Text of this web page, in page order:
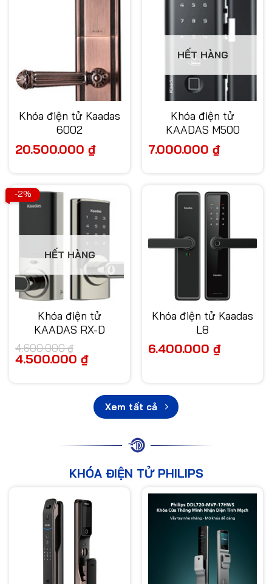
Khóa điện tử Kaadas
6002
20.500.000 ₫
HẾT HÀNG
Khóa điện tử
KAADAS M500
7.000.000 ₫
-2%
HẾT HÀNG
Khóa điện tử
KAADAS RX-D
4.600.000₫
Giá
gốc
4.500.000 ₫Giá
hiện
Khóa điện tử Kaadas
L8
6.400.000 ₫
Xem tất cả
KHÓA ĐIỆN TỬ PHILIPS